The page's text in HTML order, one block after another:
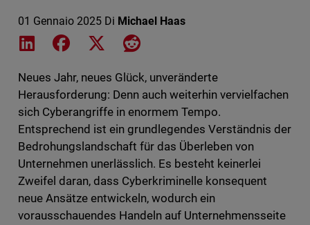
01 Gennaio 2025 Di Michael Haas
Share on LinkedIn
Share on Facebook
Share on XShare on Reddit
Neues Jahr, neues Glück, unveränderte
Herausforderung: Denn auch weiterhin vervielfachen
sich Cyberangriffe in enormem Tempo.
Entsprechend ist ein grundlegendes Verständnis der
Bedrohungslandschaft für das Überleben von
Unternehmen unerlässlich. Es besteht keinerlei
Zweifel daran, dass Cyberkriminelle konsequent
neue Ansätze entwickeln, wodurch ein
vorausschauendes Handeln auf Unternehmensseite